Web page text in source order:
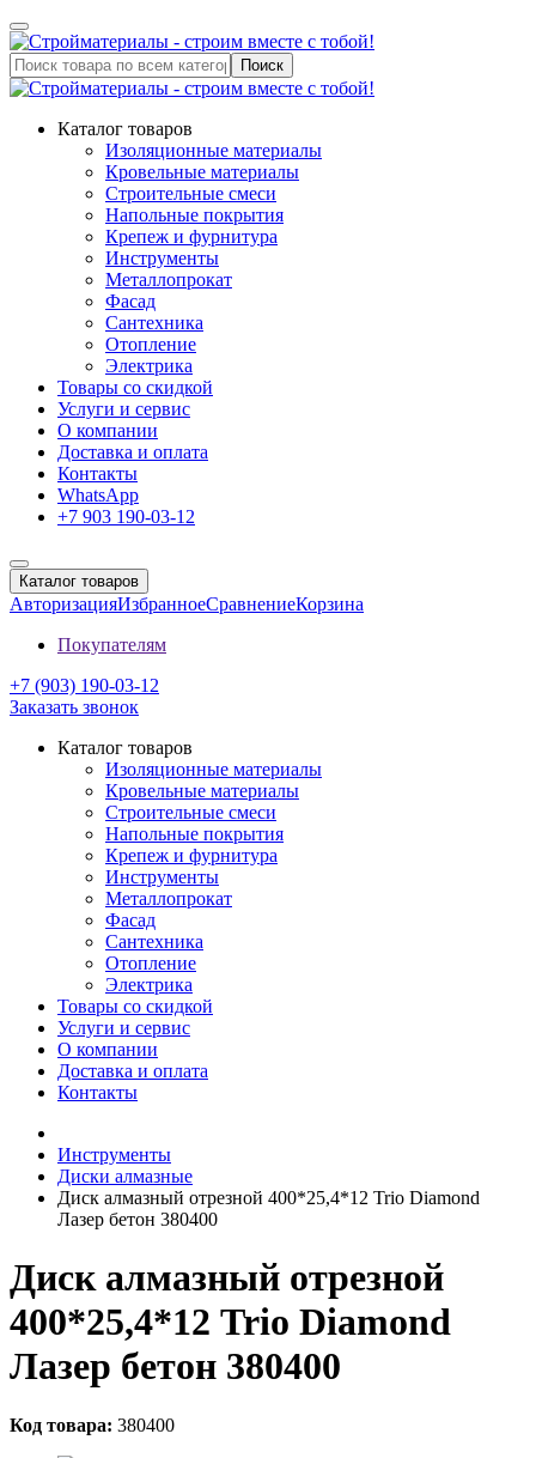
Поиск
Каталог товаров
Изоляционные материалы
Кровельные материалы
Строительные смеси
Напольные покрытия
Крепеж и фурнитура
Инструменты
Металлопрокат
Фасад
Сантехника
Отопление
Электрика
Товары со скидкой
Услуги и сервис
О компании
Доставка и оплата
Контакты
WhatsApp
+7 903 190-03-12
Каталог товаров
АвторизацияИзбранноеСравнениеКорзина
Покупателям
+7 (903) 190-03-12
Заказать звонок
Каталог товаров
Изоляционные материалы
Кровельные материалы
Строительные смеси
Напольные покрытия
Крепеж и фурнитура
Инструменты
Металлопрокат
Фасад
Сантехника
Отопление
Электрика
Товары со скидкой
Услуги и сервис
О компании
Доставка и оплата
Контакты
Инструменты
Диски алмазные
Диск алмазный отрезной 400*25,4*12 Trio Diamond
Лазер бетон 380400
Диск алмазный отрезной
400*25,4*12 Trio Diamond
Лазер бетон 380400
Код товара: 380400